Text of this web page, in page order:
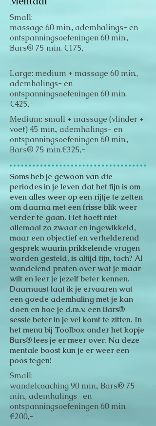
Small:
massage 60 min., ademhalings- en
ontspanningsoefeningen 60 min.,
Bars® 75 min. €175,-
Large: medium + massage 60 min.,
ademhalings- en
ontspanningsoefeningen 60 min.
€425,-
Medium: small + massage (vlinder +
voet) 45 min., ademhalings- en
ontspanningsoefeningen 60 min.,
Bars® 75 min.€325,-
Soms heb je gewoon van die
periodes in je leven dat het fijn is om
even alles weer op een rijtje te zetten
om daarna met een frisse blik weer
verder te gaan. Het hoeft niet
allemaal zo zwaar en ingewikkeld,
maar een objectief en verhelderend
gesprek waarin prikkelende vragen
worden gesteld, is altijd fijn, toch? Al
wandelend praten over wat je maar
wilt en leer je jezelf beter kennen.
Daarnaast laat ik je ervaaren wat
een goede ademhaling met je kan
doen en hoe je d.m.v. een Bars®
sessie beter in je vel komt te zitten. In
het menu bij Toolbox onder het kopje
Bars® lees je er meer over. Na deze
mentale boost kun je er weer een
poos tegen!
Small:
wandelcoaching 90 min., Bars® 75
min., ademhalings- en
ontspanningsoefeningen 60 min.
€200,-